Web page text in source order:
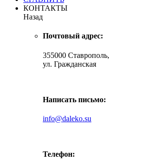
КОНТАКТЫ
Назад
Почтовый адрес:
355000 Ставрополь,
ул. Гражданская
Написать письмо:
info@daleko.su
Телефон: